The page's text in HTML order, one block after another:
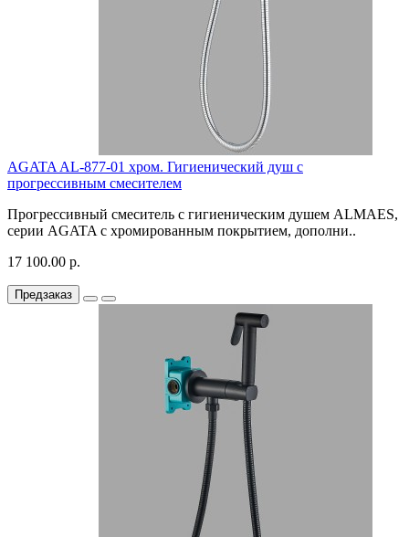
AGATA AL-877-01 хром. Гигиенический душ с
прогрессивным смесителем
Прогрессивный смеситель с гигиеническим душем ALMAES,
серии AGATA с хромированным покрытием, дополни..
17 100.00 р.
Предзаказ